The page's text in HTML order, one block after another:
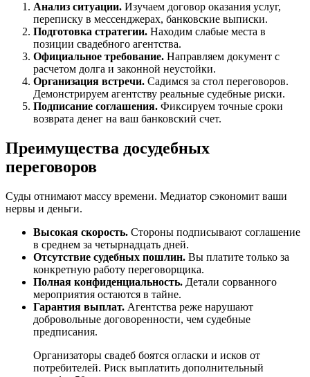
Анализ ситуации. Изучаем договор оказания услуг,
переписку в мессенджерах, банковские выписки.
Подготовка стратегии. Находим слабые места в
позиции свадебного агентства.
Официальное требование. Направляем документ с
расчетом долга и законной неустойки.
Организация встречи. Садимся за стол переговоров.
Демонстрируем агентству реальные судебные риски.
Подписание соглашения. Фиксируем точные сроки
возврата денег на ваш банковский счет.
Преимущества досудебных
переговоров
Суды отнимают массу времени. Медиатор сэкономит ваши
нервы и деньги.
Высокая скорость. Стороны подписывают соглашение
в среднем за четырнадцать дней.
Отсутствие судебных пошлин. Вы платите только за
конкретную работу переговорщика.
Полная конфиденциальность. Детали сорванного
мероприятия остаются в тайне.
Гарантия выплат. Агентства реже нарушают
добровольные договоренности, чем судебные
предписания.
Организаторы свадеб боятся огласки и исков от
потребителей. Риск выплатить дополнительный